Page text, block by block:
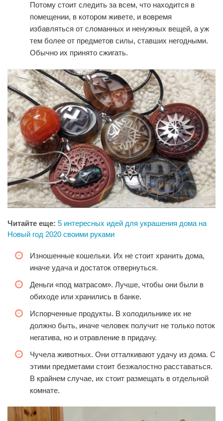
Потому стоит следить за всем, что находится в
помещении, в котором живете, и вовремя
избавляться от сломанных и ненужных вещей, а уж
тем более от предметов силы, ставших негодными.
Обычно их принято сжигать.
Читайте еще: 5 интересных идей для украшения дома на
Новый год 2020 своими руками
Изношенные кошельки. Их не стоит хранить дома,
иначе удача и достаток отвернуться.
Деньги «под матрасом». Лучше, чтобы они были в
обиходе или хранились в банке.
Испорченные продукты. В холодильнике их не
должно быть, иначе человек получит не только поток
негатива, но и отравление в придачу.
Чучела животных. Они отталкивают удачу из дома. С
этими предметами стоит безжалостно расставаться.
В крайнем случае, их стоит размещать в отдельной
комнате.